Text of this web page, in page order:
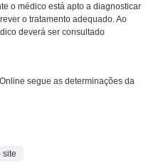
o médico está apto a diagnosticar
o tratamento adequado. Ao
deverá ser consultado
segue as determinações da
site